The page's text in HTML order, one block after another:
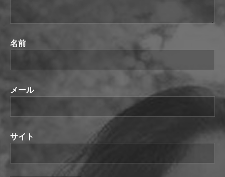
名前
メール
サイト